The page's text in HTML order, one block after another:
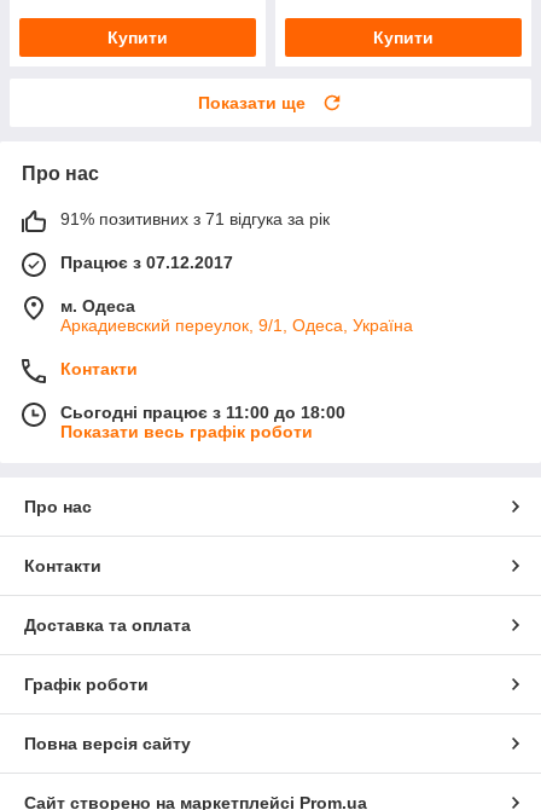
Купити Купити
Показати ще
Про нас
91% позитивних з 71 відгука за рік
Працює з 07.12.2017
м. Одеса
Аркадиевский переулок, 9/1, Одеса, Україна
Контакти
Сьогодні працює з 11:00 до 18:00
Показати весь графік роботи
Про нас
Контакти
Доставка та оплата
Графік роботи
Повна версія сайту
Сайт створено на маркетплейсі Prom.ua